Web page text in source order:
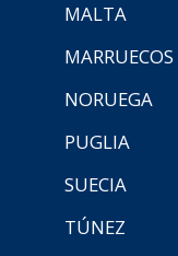
MALTA
MARRUECOS
NORUEGA
PUGLIA
SUECIA
TÚNEZ